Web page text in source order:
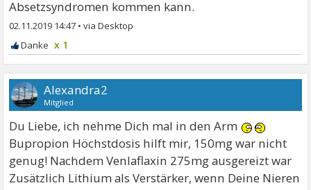
Absetzsyndromen kommen kann.
02.11.2019 14:47 •
x 1
Alexandra2
Mitglied
Du Liebe, ich nehme Dich mal in den Arm
Bupropion Höchstdosis hilft mir, 150mg war nicht
genug! Nachdem Venlaflaxin 275mg ausgereizt war
Zusätzlich Lithium als Verstärker, wenn Deine Nieren